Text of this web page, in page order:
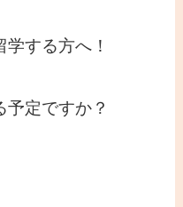
する方へ！
定ですか？